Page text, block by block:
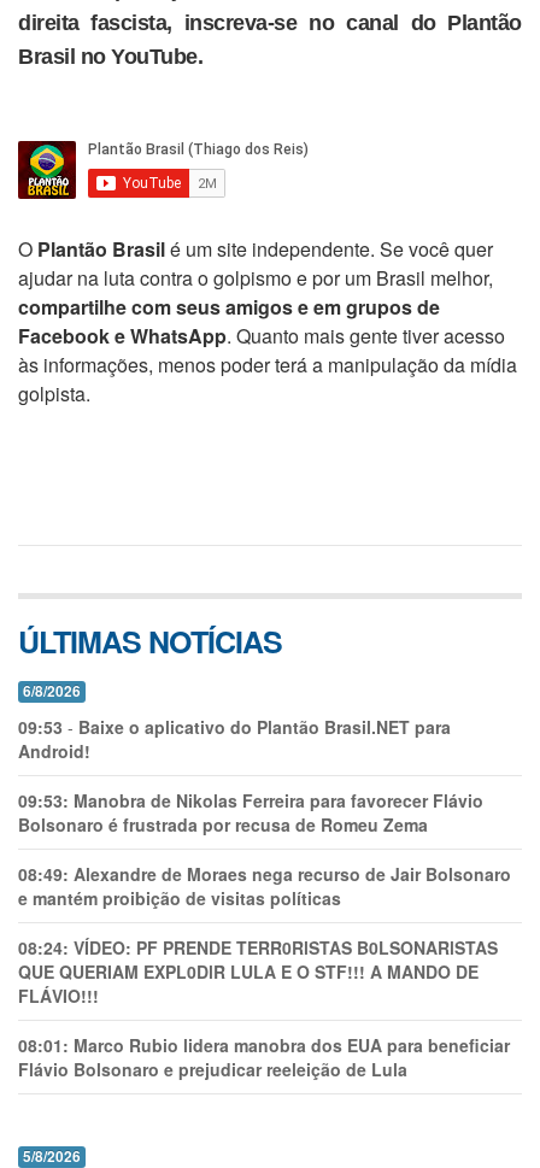
direita fascista, inscreva-se no canal do Plantão
Brasil no YouTube.
O Plantão Brasilé um site independente. Se você quer
ajudar na luta contra o golpismo e por um Brasil melhor,
compartilhe com seus amigos e em grupos de
Facebook e WhatsApp. Quanto mais gente tiver acesso
às informações, menos poder terá a manipulação da mídia
golpista.
ÚLTIMAS NOTÍCIAS
6/8/2026
09:53 - Baixe o aplicativo do Plantão Brasil.NET para
Android!
09:53: Manobra de Nikolas Ferreira para favorecer Flávio
Bolsonaro é frustrada por recusa de Romeu Zema
08:49: Alexandre de Moraes nega recurso de Jair Bolsonaro
e mantém proibição de visitas políticas
08:24: VÍDEO: PF PRENDE TERR0RlSTAS B0LSONARlSTAS
QUE QUERIAM EXPL0DlR LULA E O STF!!! A MANDO DE
FLÁVIO!!!
08:01: Marco Rubio lidera manobra dos EUA para beneficiar
Flávio Bolsonaro e prejudicar reeleição de Lula
5/8/2026